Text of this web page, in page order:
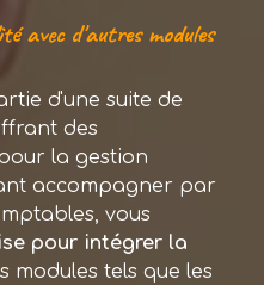
avec d'autres modules
d'une suite de
des
la gestion
accompagner par
vous
pour intégrer la
modules tels que les